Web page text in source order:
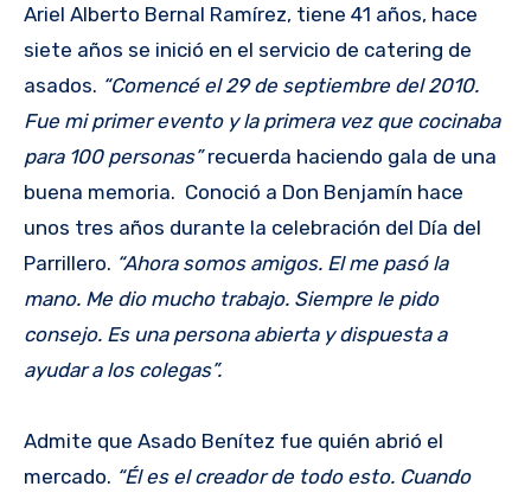
Ariel Alberto Bernal Ramírez, tiene 41 años, hace
siete años se inició en el servicio de catering de
asados. “Comencé el 29 de septiembre del 2010.
Fue mi primer evento y la primera vez que cocinaba
para 100 personas”recuerda haciendo gala de una
buena memoria. Conoció a Don Benjamín hace
unos tres años durante la celebración del Día del
Parrillero. “Ahora somos amigos. El me pasó la
mano. Me dio mucho trabajo. Siempre le pido
consejo. Es una persona abierta y dispuesta a
ayudar a los colegas”.
Admite que Asado Benítez fue quién abrió el
mercado. “Él es el creador de todo esto. Cuando